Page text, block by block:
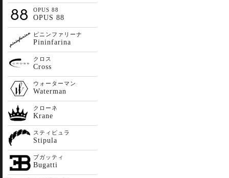
OPUS 88
OPUS 88
ピニンファリーナ
Pininfarina
クロス
Cross
ウォーターマン
Waterman
クローネ
Krane
スティピュラ
Stipula
ブガッティ
Bugatti